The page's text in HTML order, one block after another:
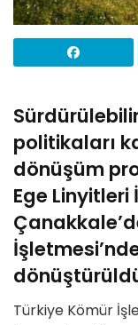
politikaları
dönüşüm
Ege
Türkiye Kömür